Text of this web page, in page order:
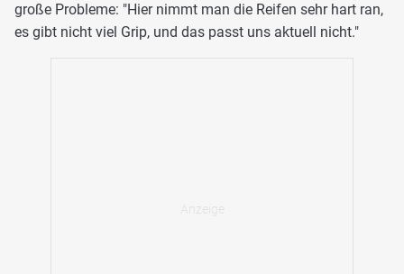
große Probleme: "Hier nimmt man die Reifen sehr hart ran,
es gibt nicht viel Grip, und das passt uns aktuell nicht."